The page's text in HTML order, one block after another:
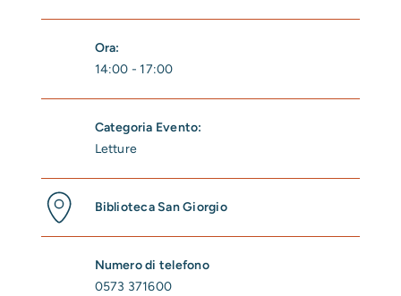
Ora:
14:00 - 17:00
Categoria Evento:
Letture
Biblioteca San Giorgio
Numero di telefono
0573 371600